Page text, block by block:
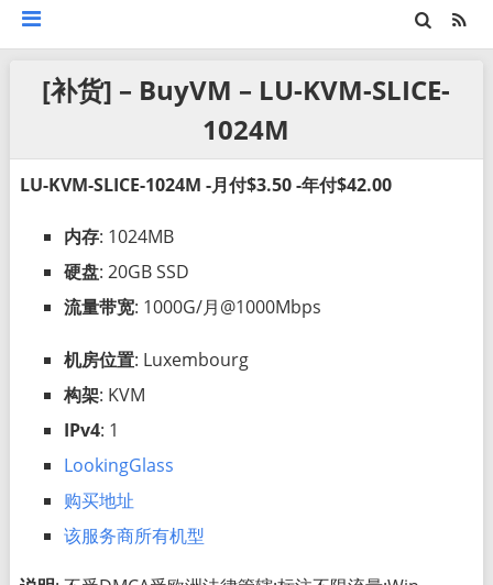
[补货] – BuyVM – LU-KVM-SLICE-
1024M
LU-KVM-SLICE-1024M -月付$3.50 -年付$42.00
内存: 1024MB
硬盘: 20GB SSD
流量带宽: 1000G/月@1000Mbps
机房位置: Luxembourg
构架: KVM
IPv4: 1
LookingGlass
购买地址
该服务商所有机型